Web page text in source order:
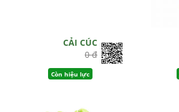
CẢI CÚC
0 đ
Còn hiệu lực